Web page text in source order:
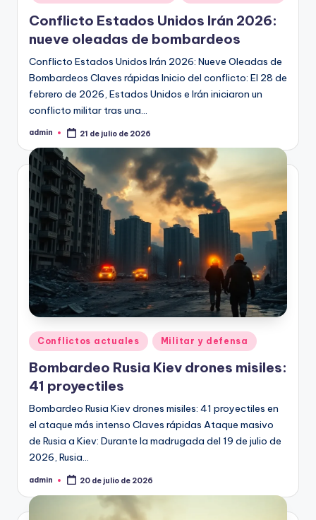
Conflicto Estados Unidos Irán 2026:
nueve oleadas de bombardeos
Conflicto Estados Unidos Irán 2026: Nueve Oleadas de
Bombardeos Claves rápidas Inicio del conflicto: El 28 de
febrero de 2026, Estados Unidos e Irán iniciaron un
conflicto militar tras una…
Publicado
admin 21 de julio de 2026
Publicado
en
Conflictos actuales Militar y defensa
Bombardeo Rusia Kiev drones misiles:
41 proyectiles
Bombardeo Rusia Kiev drones misiles: 41 proyectiles en
el ataque más intenso Claves rápidas Ataque masivo
de Rusia a Kiev: Durante la madrugada del 19 de julio de
2026, Rusia…
Publicado
admin 20 de julio de 2026